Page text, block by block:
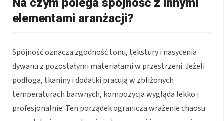
Na czym polega spójność z innymi
elementami aranżacji?
Spójność oznacza zgodność tonu, tekstury i nasycenia
dywanu z pozostałymi materiałami w przestrzeni. Jeżeli
podłoga, tkaniny i dodatki pracują w zbliżonych
temperaturach barwnych, kompozycja wygląda lekko i
profesjonalnie. Ten porządek ogranicza wrażenie chaosu